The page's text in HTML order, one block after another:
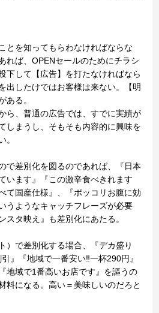
とを知ってもらわなければならな
れば、OPENセールのためにチラシ
下して【広告】を打たなければなら
出したけではお客様は来ない。【明
ある。
ら、普通の広告では、すでに実績が
しまうし、そもそも内容的に興味を
。
で差別化を図るのであれば、『日本
います』『この激辛食べきれます
て国産仕様』、『ポッコリお腹に効
うようなキャッチフレーズが必要
スタ映え』も差別化にあたる。
）で差別化する場合、『デカ盛り
』『地域で一番安い‼一杯290円』
地域で1番高いお店です』を謳うの
料になる。高い＝美味しいのだろと